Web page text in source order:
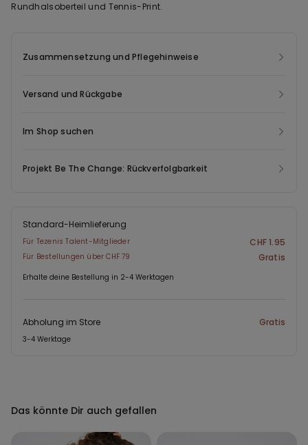
Rundhalsoberteil und Tennis-Print.
Zusammensetzung und Pflegehinweise
Versand und Rückgabe
Im Shop suchen
Projekt Be The Change: Rückverfolgbarkeit
Standard-Heimlieferung
Für Tezenis Talent-Mitglieder CHF 1.95
Für Bestellungen über CHF 79 Gratis
Erhalte deine Bestellung in 2-4 Werktagen
Abholung im Store Gratis
3-4 Werktage
Das könnte Dir auch gefallen